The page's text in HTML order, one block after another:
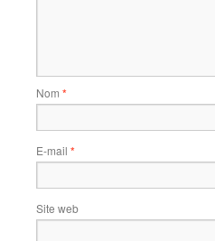
Nom *
E-mail *
Site web